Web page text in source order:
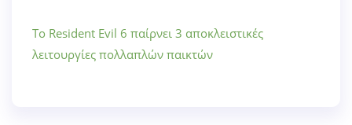
Το Resident Evil 6 παίρνει 3 αποκλειστικές
λειτουργίες πολλαπλών παικτών